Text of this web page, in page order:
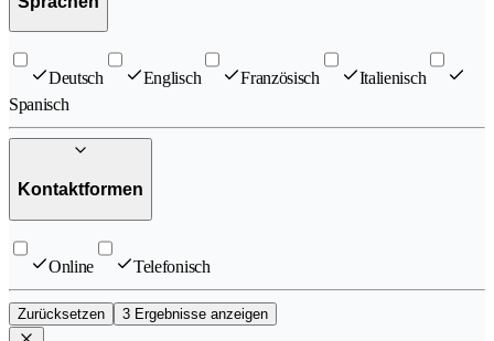
Deutsch Englisch Französisch
Italienisch
Spanisch
Kontaktformen
Online Telefonisch
Zurücksetzen 3 Ergebnisse anzeigen